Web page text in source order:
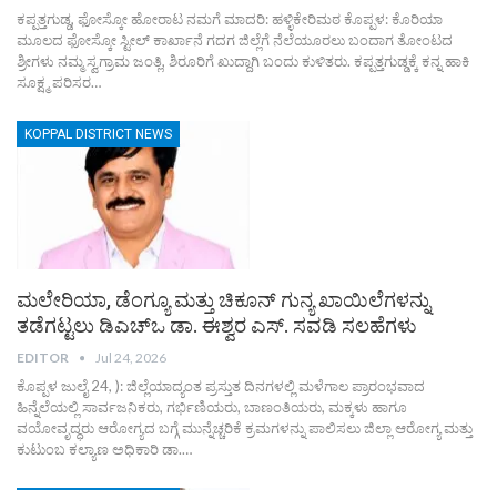
ಕಪ್ಪತ್ತಗುಡ್ಡ, ಫೋಸ್ಕೋ ಹೋರಾಟ ನಮಗೆ ಮಾದರಿ: ಹಳ್ಳಿಕೇರಿಮಠ ಕೊಪ್ಪಳ: ಕೊರಿಯಾ
ಮೂಲದ ಫೋಸ್ಕೋ ಸ್ಟೀಲ್ ಕಾರ್ಖಾನೆ ಗದಗ ಜಿಲ್ಲೆಗೆ ನೆಲೆಯೂರಲು ಬಂದಾಗ ತೋಂಟದ
ಶ್ರೀಗಳು ನಮ್ಮ ಸ್ವಗ್ರಾಮ ಜಂತ್ಲಿ, ಶಿರೂರಿಗೆ ಖುದ್ದಾಗಿ ಬಂದು ಕುಳಿತರು. ಕಪ್ಪತ್ತಗುಡ್ಡಕ್ಕೆ ಕನ್ನ ಹಾಕಿ
ಸೂಕ್ಷ್ಮ ಪರಿಸರ…
KOPPAL DISTRICT NEWS
ಮಲೇರಿಯಾ, ಡೆಂಗ್ಯೂ ಮತ್ತು ಚಿಕೂನ್ ಗುನ್ಯ ಖಾಯಿಲೆಗಳನ್ನು
ತಡೆಗಟ್ಟಲು ಡಿಎಚ್‌ಒ ಡಾ. ಈಶ್ವರ ಎಸ್. ಸವಡಿ ಸಲಹೆಗಳು
EDITOR Jul 24, 2026
ಕೊಪ್ಪಳ ಜುಲೈ 24, ): ಜಿಲ್ಲೆಯಾದ್ಯಂತ ಪ್ರಸ್ತುತ ದಿನಗಳಲ್ಲಿ ಮಳೆಗಾಲ ಪ್ರಾರಂಭವಾದ
ಹಿನ್ನೆಲೆಯಲ್ಲಿ ಸಾರ್ವಜನಿಕರು, ಗರ್ಭಿಣಿಯರು, ಬಾಣಂತಿಯರು, ಮಕ್ಕಳು ಹಾಗೂ
ವಯೋವೃದ್ಧರು ಆರೋಗ್ಯದ ಬಗ್ಗೆ ಮುನ್ನೆಚ್ಚರಿಕೆ ಕ್ರಮಗಳನ್ನು ಪಾಲಿಸಲು ಜಿಲ್ಲಾ ಆರೋಗ್ಯ ಮತ್ತು
ಕುಟುಂಬ ಕಲ್ಯಾಣ ಅಧಿಕಾರಿ ಡಾ.…